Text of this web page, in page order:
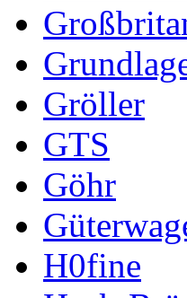
Gröller
GTS
Göhr
H0fine